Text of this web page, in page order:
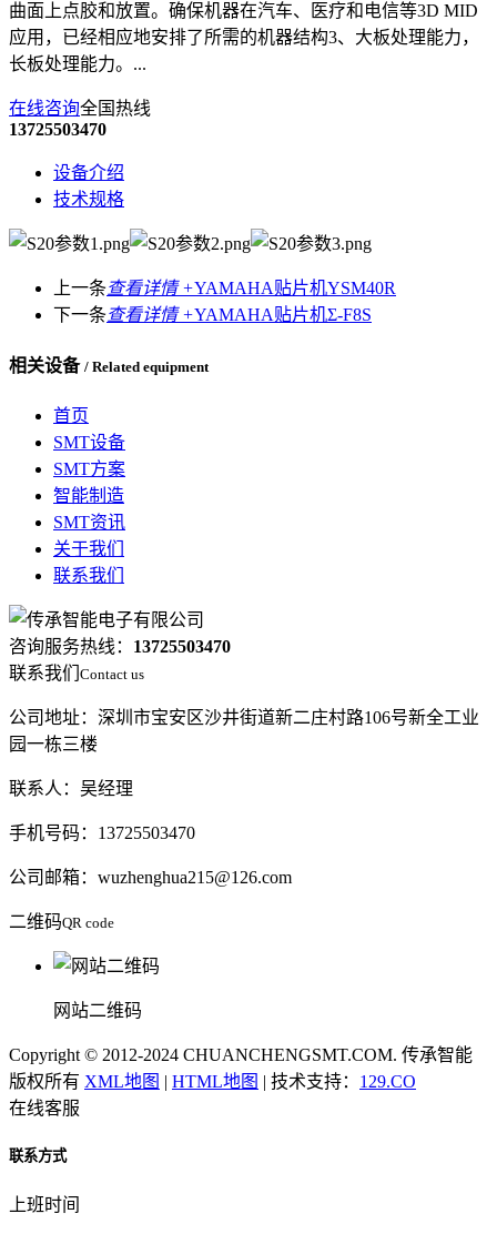
曲面上点胶和放置。确保机器在汽车、医疗和电信等3D MID
应用，已经相应地安排了所需的机器结构3、大板处理能力，
长板处理能力。...
在线咨询全国热线
13725503470
设备介绍
技术规格
上一条查看详情 +YAMAHA贴片机YSM40R
下一条查看详情 +YAMAHA贴片机Σ-F8S
相关设备 / Related equipment
首页
SMT设备
SMT方案
智能制造
SMT资讯
关于我们
联系我们
咨询服务热线： 13725503470
联系我们 Contact us
公司地址：深圳市宝安区沙井街道新二庄村路106号新全工业
园一栋三楼
联系人：吴经理
手机号码：13725503470
公司邮箱：wuzhenghua215@126.com
二维码QR code
网站二维码
Copyright © 2012-2024 CHUANCHENGSMT.COM. 传承智能
版权所有 XML地图 | HTML地图 | 技术支持： 129.CO
在线客服
联系方式
上班时间